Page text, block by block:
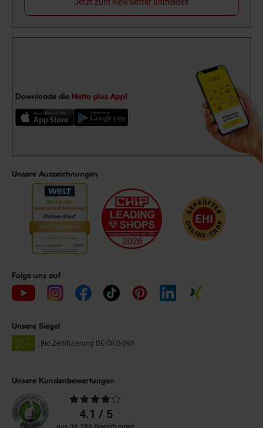
Jetzt zum Newsletter anmelden
Downloade die Netto plus App!
Unsere Auszeichnungen
Folge uns auf
Unsere Siegel
Bio Zertifizierung DE-ÖKO-060
Unsere Kundenbewertungen
Durchschnittliche
Bewertungen4.1 / 5